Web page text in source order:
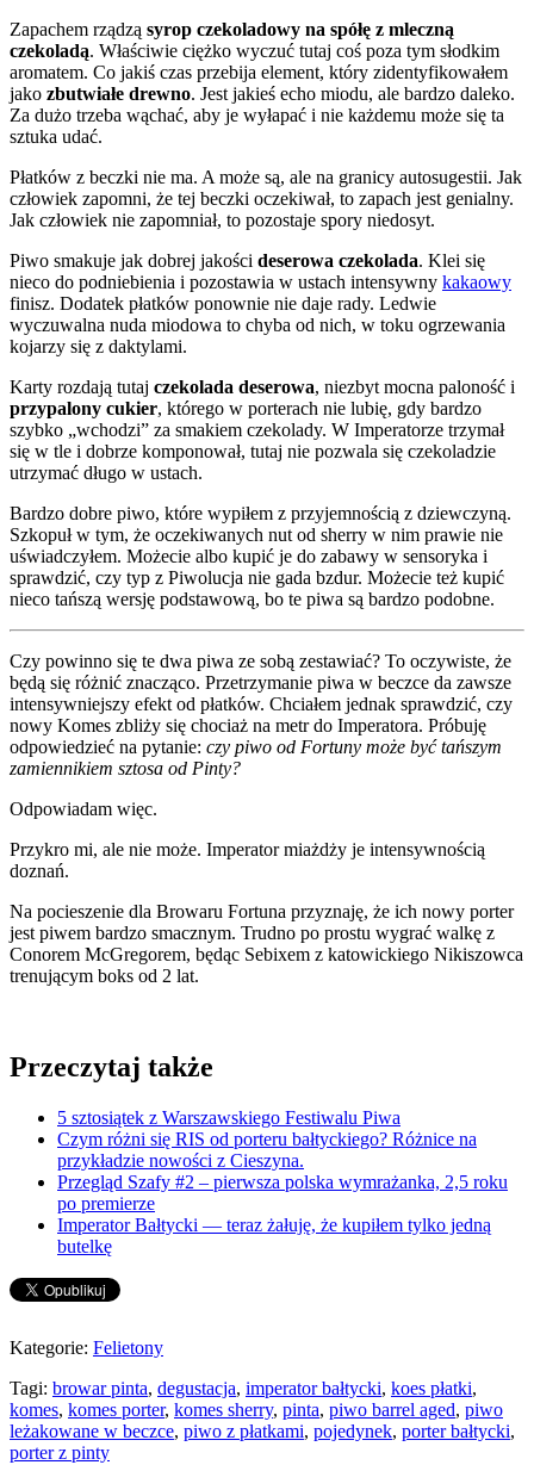
Zapachem rządzą syrop czekoladowy na spółę z mleczną
czekoladą. Właściwie ciężko wyczuć tutaj coś poza tym słodkim
aromatem. Co jakiś czas przebija element, który zidentyfikowałem
jako zbutwiałe drewno. Jest jakieś echo miodu, ale bardzo daleko.
Za dużo trzeba wąchać, aby je wyłapać i nie każdemu może się ta
sztuka udać.
Płatków z beczki nie ma. A może są, ale na granicy autosugestii. Jak
człowiek zapomni, że tej beczki oczekiwał, to zapach jest genialny.
Jak człowiek nie zapomniał, to pozostaje spory niedosyt.
Piwo smakuje jak dobrej jakości deserowa czekolada. Klei się
nieco do podniebienia i pozostawia w ustach intensywny kakaowy
finisz. Dodatek płatków ponownie nie daje rady. Ledwie
wyczuwalna nuda miodowa to chyba od nich, w toku ogrzewania
kojarzy się z daktylami.
Karty rozdają tutaj czekolada deserowa, niezbyt mocna paloność i
przypalony cukier, którego w porterach nie lubię, gdy bardzo
szybko „wchodzi” za smakiem czekolady. W Imperatorze trzymał
się w tle i dobrze komponował, tutaj nie pozwala się czekoladzie
utrzymać długo w ustach.
Bardzo dobre piwo, które wypiłem z przyjemnością z dziewczyną.
Szkopuł w tym, że oczekiwanych nut od sherry w nim prawie nie
uświadczyłem. Możecie albo kupić je do zabawy w sensoryka i
sprawdzić, czy typ z Piwolucja nie gada bzdur. Możecie też kupić
nieco tańszą wersję podstawową, bo te piwa są bardzo podobne.
Czy powinno się te dwa piwa ze sobą zestawiać? To oczywiste, że
będą się różnić znacząco. Przetrzymanie piwa w beczce da zawsze
intensywniejszy efekt od płatków. Chciałem jednak sprawdzić, czy
nowy Komes zbliży się chociaż na metr do Imperatora. Próbuję
odpowiedzieć na pytanie: czy piwo od Fortuny może być tańszym
zamiennikiem sztosa od Pinty?
Odpowiadam więc.
Przykro mi, ale nie może. Imperator miażdży je intensywnością
doznań.
Na pocieszenie dla Browaru Fortuna przyznaję, że ich nowy porter
jest piwem bardzo smacznym. Trudno po prostu wygrać walkę z
Conorem McGregorem, będąc Sebixem z katowickiego Nikiszowca
trenującym boks od 2 lat.
Przeczytaj także
5 sztosiątek z Warszawskiego Festiwalu Piwa
Czym różni się RIS od porteru bałtyckiego? Różnice na
przykładzie nowości z Cieszyna.
Przegląd Szafy #2 – pierwsza polska wymrażanka, 2,5 roku
po premierze
Imperator Bałtycki — teraz żałuję, że kupiłem tylko jedną
butelkę
Kategorie: Felietony
Tagi: browar pinta, degustacja, imperator bałtycki, koes płatki,
komes, komes porter, komes sherry, pinta, piwo barrel aged, piwo
leżakowane w beczce, piwo z płatkami, pojedynek, porter bałtycki,
porter z pinty